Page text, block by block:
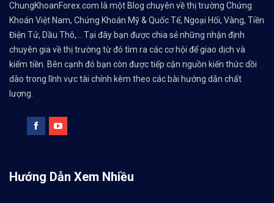
ChungKhoanForex.com là một Blog chuyên về thị trường Chứng
Khoán Việt Nam, Chứng Khoán Mỹ & Quốc Tế, Ngoại Hối, Vàng, Tiền
Điện Tử, Dầu Thô,... Tại đây bạn được chia sẻ những nhận định
chuyên gia về thị trường từ đó tìm ra các cơ hội để giao dịch và
kiếm tiền. Bên cạnh đó bạn còn được tiếp cận nguồn kiến thức dồi
dào trong lĩnh vực tài chính kèm theo các bài hướng dẫn chất
lượng.
Hướng Dẫn Xem Nhiều